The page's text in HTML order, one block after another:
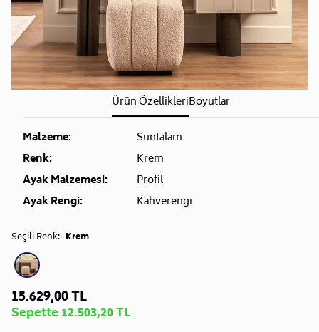
Ürün ÖzellikleriBoyutlar
Malzeme:
Suntalam
Renk:
Krem
Ayak Malzemesi:
Profil
Ayak Rengi:
Kahverengi
Seçili Renk: Krem
15.629,00 TL
Sepette 12.503,20 TL